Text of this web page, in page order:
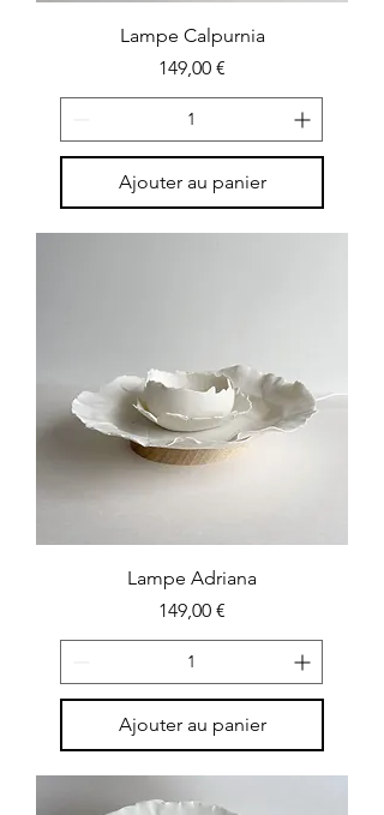
Lampe Calpurnia
Prix
149,00 €
Ajouter au panier
Lampe Adriana
Prix
149,00 €
Ajouter au panier